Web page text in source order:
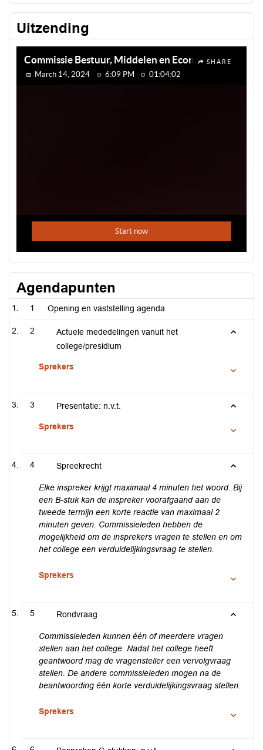
Uitzending
Agendapunten
1 Opening en vaststelling agenda
2
Actuele mededelingen vanuit het
college/presidium
Sprekers
3 Presentatie: n.v.t.
Sprekers
4 Spreekrecht
Elke inspreker krijgt maximaal 4 minuten het woord. Bij
een B-stuk kan de inspreker voorafgaand aan de
tweede termijn een korte reactie van maximaal 2
minuten geven. Commissieleden hebben de
mogelijkheid om de insprekers vragen te stellen en om
het college een verduidelijkingsvraag te stellen.
Sprekers
5 Rondvraag
Commissieleden kunnen één of meerdere vragen
stellen aan het college. Nadat het college heeft
geantwoord mag de vragensteller een vervolgvraag
stellen. De andere commissieleden mogen na de
beantwoording één korte verduidelijkingsvraag stellen.
Sprekers